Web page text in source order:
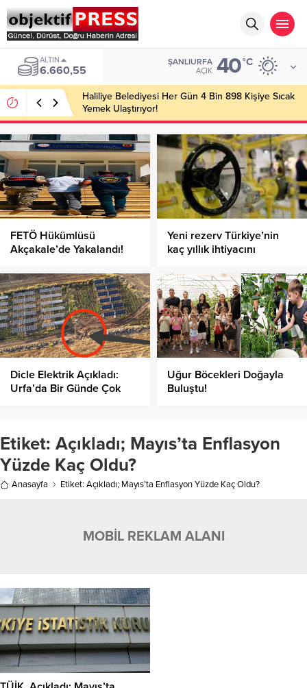
ALTIN
6.660,55
ŞANLIURFA
AÇIK 40°C
Haliliye Belediyesi Her Gün 4 Bin 898 Kişiye Sıcak
Yemek Ulaştırıyor!
FETÖ Hükümlüsü
Akçakale’de Yakalandı!
Yeni rezerv Türkiye’nin
kaç yıllık ihtiyacını
Dicle Elektrik Açıkladı:
Urfa’da Bir Günde Çok
Uğur Böcekleri Doğayla
Buluştu!
Etiket: Açıkladı; Mayıs’ta Enflasyon
Yüzde Kaç Oldu?
Anasayfa Etiket: Açıkladı; Mayıs’ta Enflasyon Yüzde Kaç Oldu?
MOBİL REKLAM ALANI